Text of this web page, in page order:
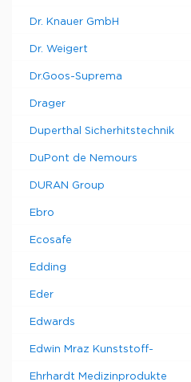
Dr. Knauer GmbH
Dr. Weigert
Dr.Goos-Suprema
Drager
Duperthal Sicherhitstechnik
DuPont de Nemours
DURAN Group
Ebro
Ecosafe
Edding
Eder
Edwards
Edwin Mraz Kunststoff-
Ehrhardt Medizinprodukte